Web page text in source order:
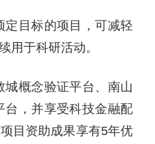
目标的项目，可减轻
用于科研活动。
概念验证平台、南山
台，并享受科技金融配
目资助成果享有5年优